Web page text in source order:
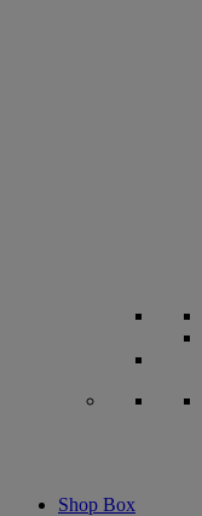
Shop Box